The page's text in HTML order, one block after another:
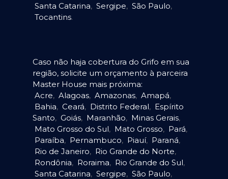
Santa Catarina, Sergipe, São Paulo,
Tocantins.
Caso não haja cobertura do Grifo em sua
região, solicite um orçamento à parceira
Master House mais próxima:
Acre, Alagoas, Amazonas, Amapá,
Bahia, Ceará, Distrito Federal, Espírito
Santo, Goiás, Maranhão, Minas Gerais,
Mato Grosso do Sul, Mato Grosso, Pará,
Paraíba, Pernambuco, Piauí, Paraná,
Rio de Janeiro, Rio Grande do Norte,
Rondônia, Roraima, Rio Grande do Sul,
Santa Catarina, Sergipe, São Paulo,